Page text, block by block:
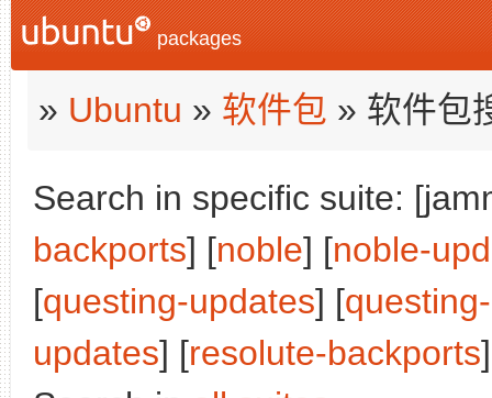
packages
» Ubuntu » 软件包 » 软件包
Search in specific suite:
backports] [noble] [noble-
[questing-updates] [
updates] [resolute-backports